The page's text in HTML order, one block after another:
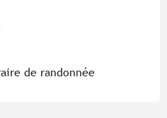
de randonnée